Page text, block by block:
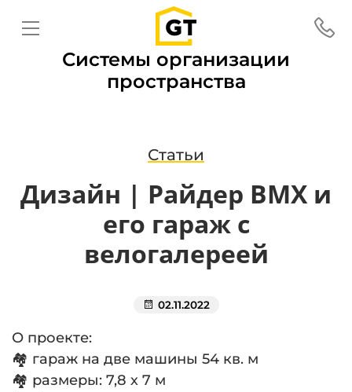
Системы организации
пространства
Статьи
Дизайн | Райдер BMX и
его гараж с
велогалереей
02.11.2022
О проекте:
🏘 гараж на две машины 54 кв. м
🏘 размеры: 7,8 х 7 м